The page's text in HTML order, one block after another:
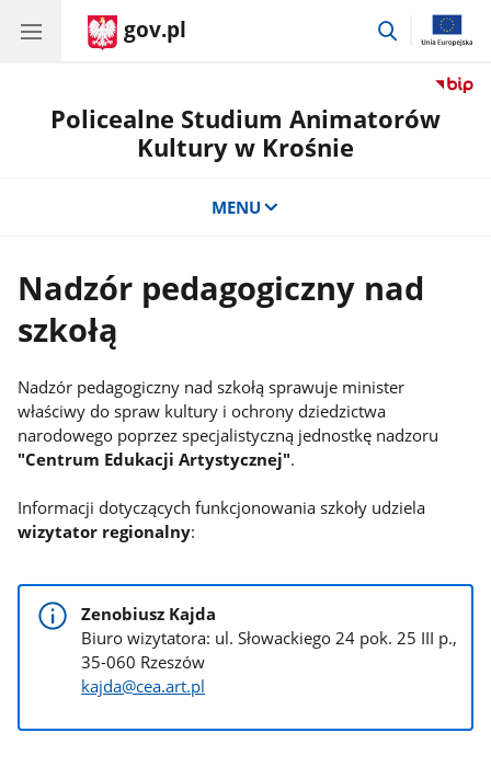
gov.pl
przejdź
Policealne Studium Animatorów
Kultury w Krośnie
MENU
Nadzór pedagogiczny nad
szkołą
Nadzór pedagogiczny nad szkołą sprawuje minister
właściwy do spraw kultury i ochrony dziedzictwa
narodowego poprzez specjalistyczną jednostkę nadzoru
"Centrum Edukacji Artystycznej".
Informacji dotyczących funkcjonowania szkoły udziela
wizytator regionalny:
Zenobiusz Kajda
Biuro wizytatora: ul. Słowackiego 24 pok. 25 III p.,
35-060 Rzeszów
kajda@cea.art.pl